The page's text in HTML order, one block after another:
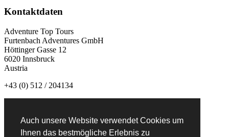
Auch unsere Website verwendet Cookies um
Ihnen das bestmögliche Erlebnis zu
Kontaktdaten
Adventure Top Tours
Furtenbach Adventures GmbH
Höttinger Gasse 12
6020 Innsbruck
Austria
+43 (0) 512 / 204134
Newsletteranmeldung: